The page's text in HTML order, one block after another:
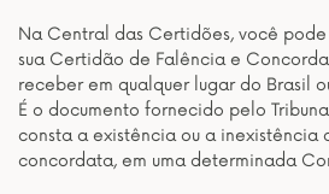
Na Central das Certidões, você
sua Certidão de Falência e
receber em qualquer lugar do Brasil
É o documento fornecido pelo
consta a existência ou a inexistência
concordata, em uma determinada